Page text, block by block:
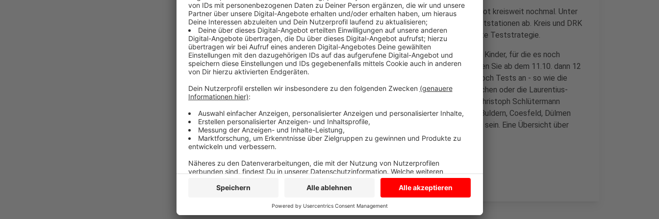
Jetzt an diesem Wochenende halbiert sich das Teststellenangebot kreisweit nochmal. Unter
anderem das Deutsche Rote Kreuz baut einen Großteil seiner Teststationen ab. Kreis und DRK
feilen heute Morgen an den letzten Details für die neue, kreisweite Teststrategie.
Kostenlos sind die nur noch für Ausnahmefälle, beispielsweise für Kinder, für die es noch
keinen Impfstoff gibt. Für einen professionellen Schnelltest zahlen Sie ab dem 11.10. dann 12
bis 17 Euro - je nach Anbieter. Viele Apotheken kreisweit bieten noch Tests an - so wie die
Baumberg-Apotheke in Havixbeck, die Bären-Apotheke in Nordkirchen oder die Laurentius-
Apotheke in Coesfeld. Gemeinsam mit dem Kreis will DRK-Chef Christoph Schlütermann
ebenfalls noch ein paar wenige Teststellen in Betrieb nehmen.In Buldern, Coesfeld, Dülmen
und Lüdinghausen sollen solche DRK-Teststellen noch vorhanden sein. Eine Übersicht über
kreisweit alle noch vorhandenen Teststellen gibt esHIER.